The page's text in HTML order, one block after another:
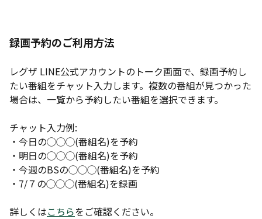
録画予約のご利用方法
レグザ LINE公式アカウントのトーク画面で、録画予約し
たい番組をチャット入力します。複数の番組が見つかった
場合は、一覧から予約したい番組を選択できます。
チャット入力例:
・今日の◯◯◯(番組名)を予約
・明日の◯◯◯(番組名)を予約
・今週のBSの◯◯◯(番組名)を予約
・7/７の◯◯◯(番組名)を録画
詳しくはこちらをご確認ください。